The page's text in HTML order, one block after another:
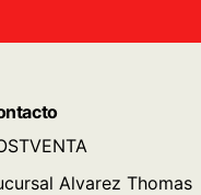
Alvarez Thomas